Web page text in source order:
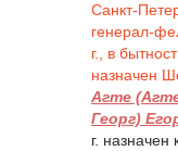
Санкт-
генерал-
г., в
назначен
Агте
Георг)
г.